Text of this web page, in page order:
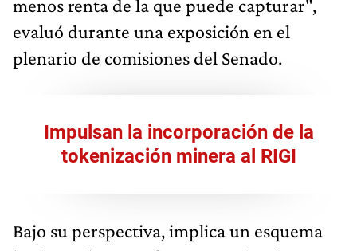
Impulsan la incorporación de la
tokenización minera al RIGI
Bajo su perspectiva, implica un esquema
horizontal que no favorece a ningún sector
entrada para que se presenten proyectos